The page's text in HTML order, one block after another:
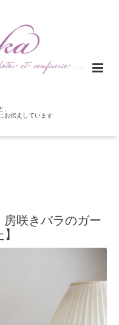
、
お伝えしています
房咲きバラのガー